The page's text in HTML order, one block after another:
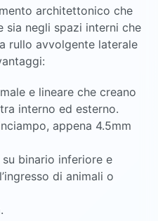
architettonico che
sia negli spazi interni che
rullo avvolgente laterale
e lineare che creano
interno ed esterno.
appena 4.5mm
binario inferiore e
di animali o